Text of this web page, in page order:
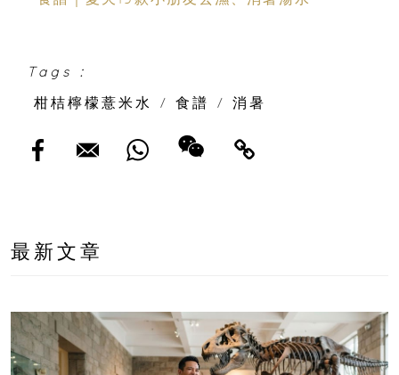
Tags :
柑桔檸檬薏米水
/ 食譜 / 消暑
最新文章